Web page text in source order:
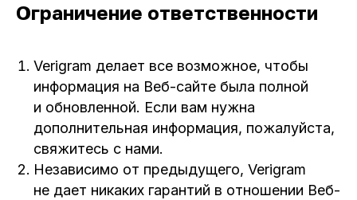
Ограничение ответственности
Verigram делает все возможное, чтобы
информация на Веб-сайте была полной
и обновленной. Если вам нужна
дополнительная информация, пожалуйста,
свяжитесь с нами.
Независимо от предыдущего, Verigram
не дает никаких гарантий в отношении Веб-
Консультации и продажи
Tel, WhatsApp: +7 700 430 7000
Служба Поддержки
Присоединяйтесь к нашим обсуждениям